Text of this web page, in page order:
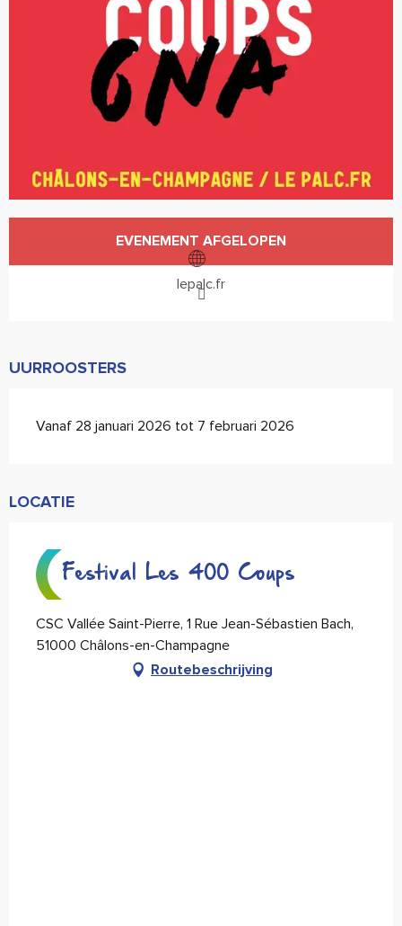
EVENEMENT AFGELOPEN
lepalc.fr
UURROOSTERS
Vanaf 28 januari 2026 tot 7 februari 2026
LOCATIE
Festival Les 400 Coups
CSC Vallée Saint-Pierre, 1 Rue Jean-Sébastien Bach,
51000 Châlons-en-Champagne
Routebeschrijving